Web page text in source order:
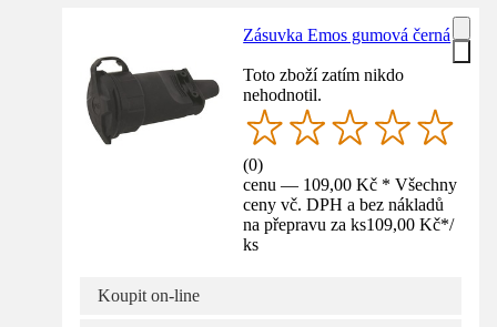
Zásuvka Emos gumová černá
Toto zboží zatím nikdo
nehodnotil.
(0)
cenu — 109,00 Kč * Všechny
ceny vč. DPH a bez nákladů
na přepravu za ks109,00 Kč*/
ks
Koupit on-line